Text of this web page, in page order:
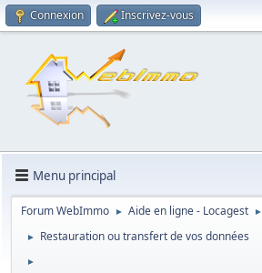
Connexion Inscrivez-vous
Menu principal
Forum WebImmo ► Aide en ligne - Locagest ►
► Restauration ou transfert de vos données
►